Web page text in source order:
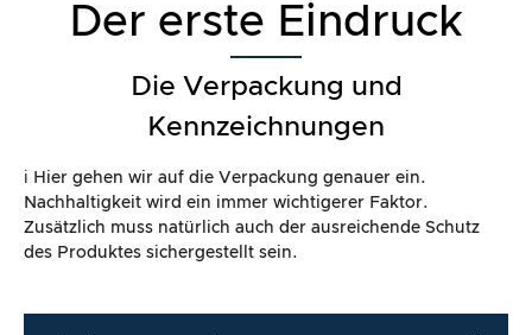
Der erste Eindruck
Die Verpackung und
Kennzeichnungen
ℹ️ Hier gehen wir auf die Verpackung genauer ein.
Nachhaltigkeit wird ein immer wichtigerer Faktor.
Zusätzlich muss natürlich auch der ausreichende Schutz
des Produktes sichergestellt sein.